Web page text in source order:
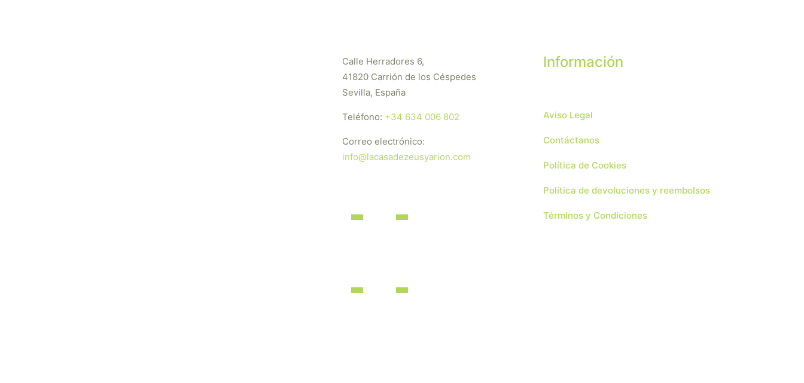
Calle Herradores 6,
41820 Carrión de los Céspedes
Sevilla, España
Teléfono: +34 634 006 802
Correo electrónico:
info@lacasadezeusyarion.com
Información
Aviso Legal
Contáctanos
Política de Cookies
Política de devoluciones y reembolsos
Términos y Condiciones